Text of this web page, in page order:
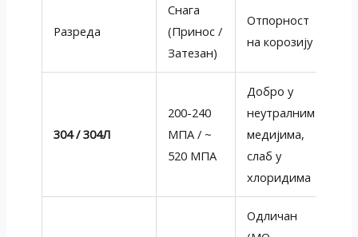
Разреда
Снага
(Принос /
Затезан)
Отпорност
на корозију
304 / 304Л
200-240
МПА / ~
520 МПА
Добро у
неутралним
медијима,
слаб у
хлоридима
Одличан